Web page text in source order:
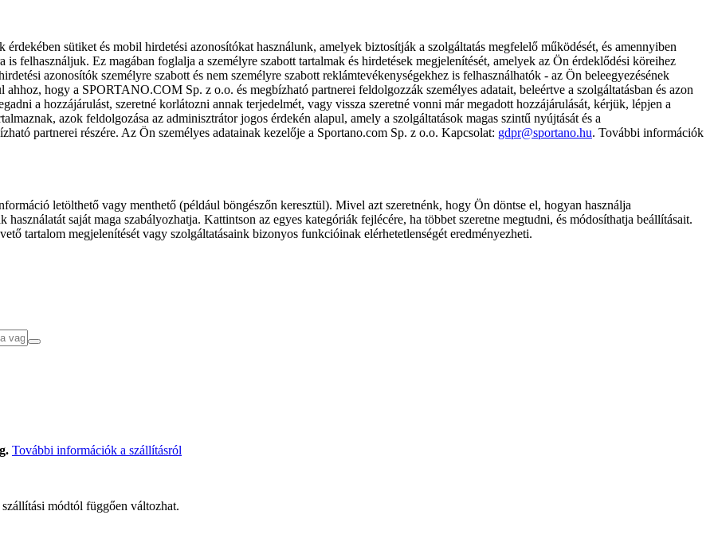
sütiket és mobil hirdetési azonosítókat használunk, amelyek biztosítják a szolgáltatás megfelelő működését, és amennyiben
is felhasználjuk. Ez magában foglalja a személyre szabott tartalmak és hirdetések megjelenítését, amelyek az Ön érdeklődési köreihez
azonosítók személyre szabott és nem személyre szabott reklámtevékenységekhez is felhasználhatók - az Ön beleegyezésének
hogy a SPORTANO.COM Sp. z o.o. és megbízható partnerei feldolgozzák személyes adatait, beleértve a szolgáltatásban és azon
a hozzájárulást, szeretné korlátozni annak terjedelmét, vagy vissza szeretné vonni már megadott hozzájárulását, kérjük, lépjen a
azok feldolgozása az adminisztrátor jogos érdekén alapul, amely a szolgáltatások magas szintű nyújtását és a
partnerei részére. Az Ön személyes adatainak kezelője a Sportano.com Sp. z o.o. Kapcsolat: gdpr@sportano.hu. További információk
letölthető vagy menthető (például böngészőn keresztül). Mivel azt szeretnénk, hogy Ön döntse el, hogyan használja
saját maga szabályozhatja. Kattintson az egyes kategóriák fejlécére, ha többet szeretne megtudni, és módosíthatja beállításait.
tartalom megjelenítését vagy szolgáltatásaink bizonyos funkcióinak elérhetetlenségét eredményezheti.
További információk a szállításról
módtól függően változhat.